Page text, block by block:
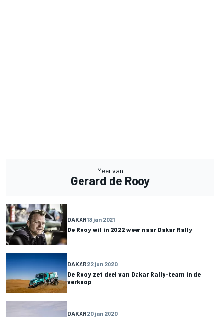
Meer van
Gerard de Rooy
DAKAR13 jan 2021
De Rooy wil in 2022 weer naar Dakar Rally
DAKAR22 jun 2020
De Rooy zet deel van Dakar Rally-team in de
verkoop
DAKAR20 jan 2020